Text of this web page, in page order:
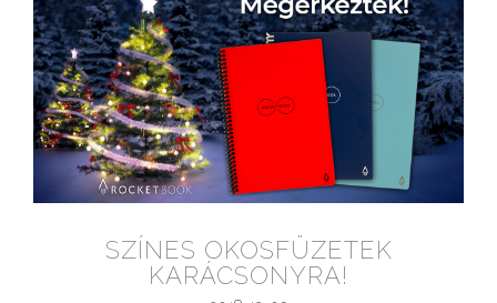
SZÍNES OKOSFÜZETEK
KARÁCSONYRA!